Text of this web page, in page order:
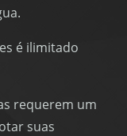
é ilimitado
requerem um
suas